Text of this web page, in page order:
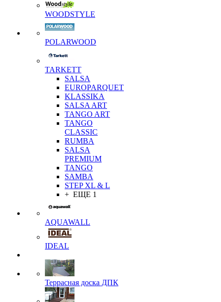
WOODSTYLE
POLARWOOD
TARKETT
SALSA
EUROPARQUET
KLASSIKA
SALSA ART
TANGO ART
TANGO
CLASSIC
RUMBA
SALSA
PREMIUM
TANGO
SAMBA
STEP XL & L
+ ЕЩЕ 1
AQUAWALL
IDEAL
Террасная доска ДПК